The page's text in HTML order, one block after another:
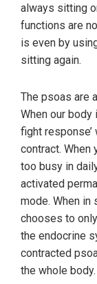
always sitting
functions are
is even by
sitting again.
The psoas are
When our
fight
contract. When
too busy in
activated
mode. When in
chooses to
the endocrine
contracted
the whole body.